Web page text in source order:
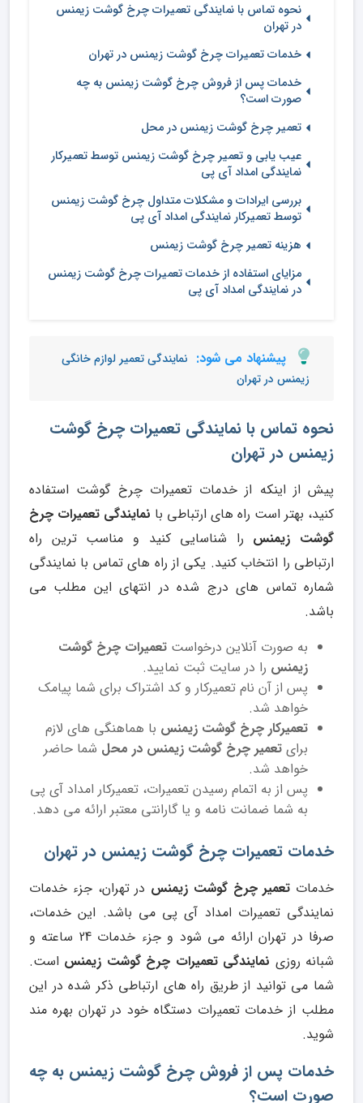
نحوه تماس با نمایندگی تعمیرات چرخ گوشت زیمنس
در تهران
خدمات تعمیرات چرخ گوشت زیمنس در تهران
خدمات پس از فروش چرخ گوشت زیمنس به چه
صورت است؟
تعمیر چرخ گوشت زیمنس در محل
عیب یابی و تعمیر چرخ گوشت زیمنس توسط تعمیرکار
نمایندگی امداد آی پی
بررسی ایرادات و مشکلات متداول چرخ گوشت زیمنس
توسط تعمیرکار نمایندگی امداد آی پی
هزینه تعمیر چرخ گوشت زیمنس
مزایای استفاده از خدمات تعمیرات چرخ گوشت زیمنس
در نمایندگی امداد آی پی
پیشنهاد می شود: نمایندگی تعمیر لوازم خانگی
زیمنس در تهران
نحوه تماس با نمایندگی تعمیرات چرخ گوشت
زیمنس در تهران
پیش از اینکه از خدمات تعمیرات چرخ گوشت استفاده
کنید، بهتر است راه های ارتباطی با نمایندگی تعمیرات چرخ
گوشت زیمنس را شناسایی کنید و مناسب ترین راه
ارتباطی را انتخاب کنید. یکی از راه های تماس با نمایندگی
شماره تماس های درج شده در انتهای این مطلب می
باشد.
به صورت آنلاین درخواست تعمیرات چرخ گوشت
زیمنس را در سایت ثبت نمایید.
پس از آن نام تعمیرکار و کد اشتراک برای شما پیامک
خواهد شد.
تعمیرکار چرخ گوشت زیمنس با هماهنگی های لازم
برای تعمیر چرخ گوشت زیمنس در محل شما حاضر
خواهد شد.
پس از به اتمام رسیدن تعمیرات، تعمیرکار امداد آی پی
به شما ضمانت نامه و یا گارانتی معتبر ارائه می دهد.
خدمات تعمیرات چرخ گوشت زیمنس در تهران
خدمات تعمیر چرخ گوشت زیمنس در تهران، جزء خدمات
نمایندگی تعمیرات امداد آی پی می باشد. این خدمات،
صرفا در تهران ارائه می شود و جزء خدمات 24 ساعته و
شبانه روزی نمایندگی تعمیرات چرخ گوشت زیمنس است.
شما می توانید از طریق راه های ارتباطی ذکر شده در این
مطلب از خدمات تعمیرات دستگاه خود در تهران بهره مند
شوید.
خدمات پس از فروش چرخ گوشت زیمنس به چه
صورت است؟